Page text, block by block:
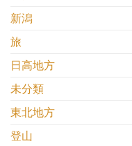
新潟
旅
日高地方
未分類
東北地方
登山